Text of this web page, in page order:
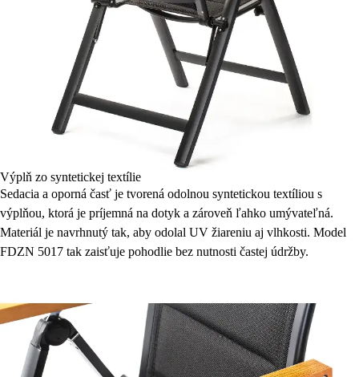
Výplň zo syntetickej textílie
Sedacia a oporná časť je tvorená odolnou syntetickou textíliou s
výplňou, ktorá je príjemná na dotyk a zároveň ľahko umývateľná.
Materiál je navrhnutý tak, aby odolal UV žiareniu aj vlhkosti. Model
FDZN 5017 tak zaisťuje pohodlie bez nutnosti častej údržby.